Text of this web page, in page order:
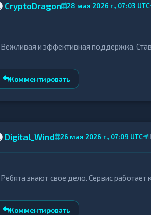
CryptoDragon 28 мая 2026 г., 07:03 UTC
Вежливая и эффективная поддержка.
Комментировать
Digital_Wind 26 мая 2026 г., 07:09 UTC
Ребята знают свое дело. Сервис работает
Комментировать